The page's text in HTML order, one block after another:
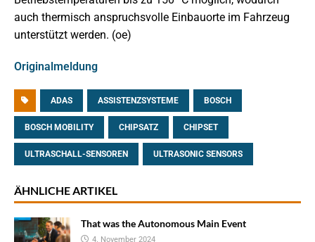
auch thermisch anspruchsvolle Einbauorte im Fahrzeug
unterstützt werden. (oe)
Originalmeldung
ADAS ASSISTENZSYSTEME BOSCH
BOSCH MOBILITY CHIPSATZ CHIPSET
ULTRASCHALL-SENSOREN ULTRASONIC SENSORS
ÄHNLICHE ARTIKEL
That was the Autonomous Main Event
4. November 2024